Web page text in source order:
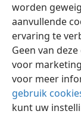
worden
aanvullende
ervaring te
Geen van
voor
voor meer
gebruik
kunt uw
Copyright © 2026